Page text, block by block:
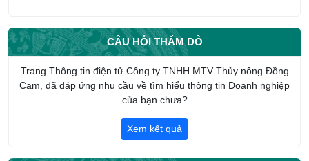
PHỤNG DƯỠNG SUỐT ĐỜI MẸ VIỆT NAM ANH HÙNG TRẦN
THỊ AN
CHI ĐOÀN CÔNG TY TNHH MTV THỦY NÔNG ĐỒNG CAM
HƯỞNG ỨNG THÁNG CÔNG NHÂN NĂM 2026
CÂU HỎI THĂM DÒ
Trang Thông tin điện tử Công ty TNHH MTV Thủy nông Đồng
Cam, đã đáp ứng nhu cầu về tìm hiểu thông tin Doanh nghiệp
của bạn chưa?
Xem kết quả